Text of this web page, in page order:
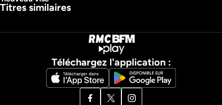
Titres similaires
Téléchargez l'application :